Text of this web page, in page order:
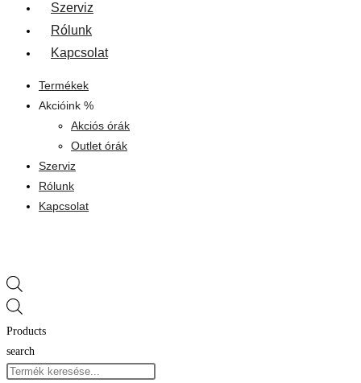
Szerviz
Rólunk
Kapcsolat
Termékek
Akcióink %
Akciós órák
Outlet órák
Szerviz
Rólunk
Kapcsolat
Products
search